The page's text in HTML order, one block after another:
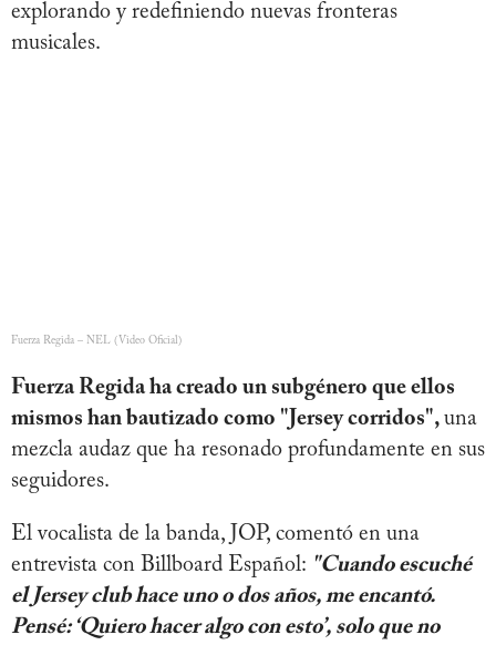
explorando y redefiniendo nuevas fronteras
musicales.
Fuerza Regida – NEL (Video Oficial)
Fuerza Regida ha creado un subgénero que ellos
mismos han bautizado como "Jersey corridos", una
mezcla audaz que ha resonado profundamente en sus
seguidores.
El vocalista de la banda, JOP, comentó en una
entrevista con Billboard Español: "Cuando escuché
el Jersey club hace uno o dos años, me encantó.
Pensé: ‘Quiero hacer algo con esto’, solo que no